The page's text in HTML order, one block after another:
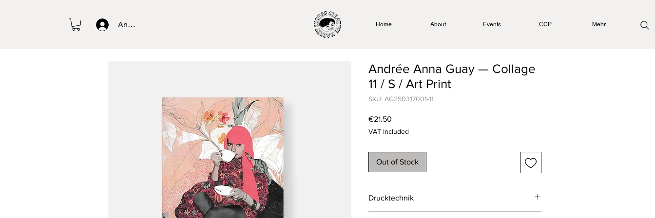
Anmelden Home About Events CCP Mehr
Andrée Anna Guay — Collage
11 / S / Art Print
SKU: AG250317001-11
€21.50
VAT Included
Out of Stock
Drucktechnik